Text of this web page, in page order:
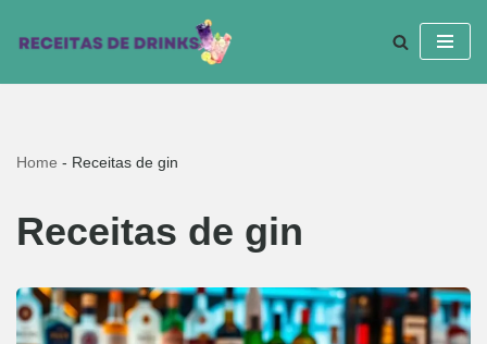
para
Home - Receitas de gin
Receitas de gin